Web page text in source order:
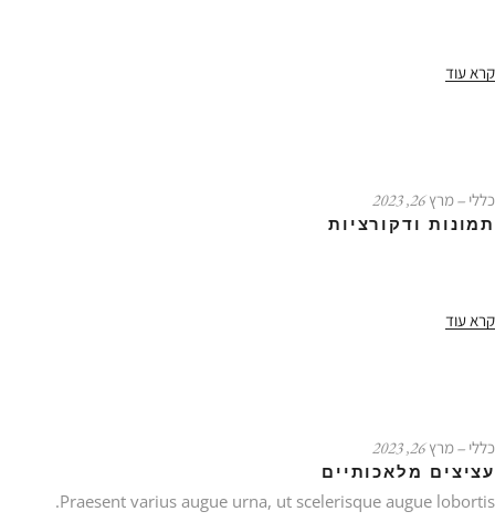
קרא עוד
כללי ‒ מרץ 26, 2023
תמונות ודקורציות
קרא עוד
כללי ‒ מרץ 26, 2023
עציצים מלאכותיים
Praesent varius augue urna, ut scelerisque augue lobortis.